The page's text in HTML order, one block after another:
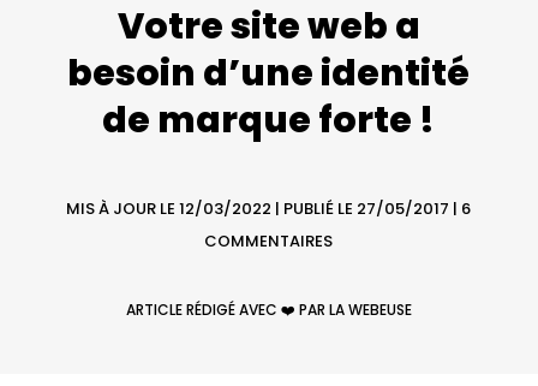
Votre site web a
besoin d’une identité
de marque forte !
MIS À JOUR LE 12/03/2022 | PUBLIÉ LE 27/05/2017 | 6
COMMENTAIRES
ARTICLE RÉDIGÉ AVEC ❤️ PAR LA WEBEUSE